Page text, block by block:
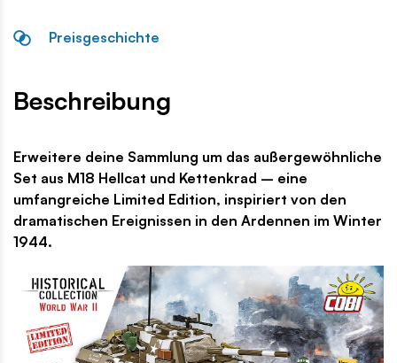
Preisgeschichte
Beschreibung
Erweitere deine Sammlung um das außergewöhnliche
Set aus M18 Hellcat und Kettenkrad – eine
umfangreiche Limited Edition, inspiriert von den
dramatischen Ereignissen in den Ardennen im Winter
1944.